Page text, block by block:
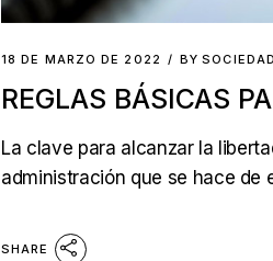
18 DE MARZO DE 2022 BY
REGLAS BÁSICAS
La clave para alcanzar la
administración que se hace de
SHARE